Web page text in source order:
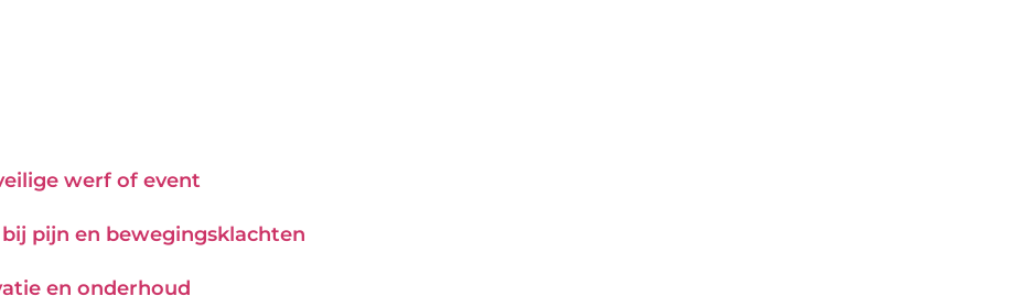
werf of event
pijn en bewegingsklachten
en onderhoud